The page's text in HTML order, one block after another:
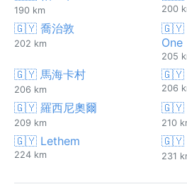
190 km 200
🇬🇾 喬治敦
202 km
🇬🇾
One
205
🇬🇾 馬海卡村
206 km
🇬🇾
206
🇬🇾 羅西尼奧爾
209 km
🇬🇾
210
🇬🇾 Lethem
224 km
🇬🇾
231